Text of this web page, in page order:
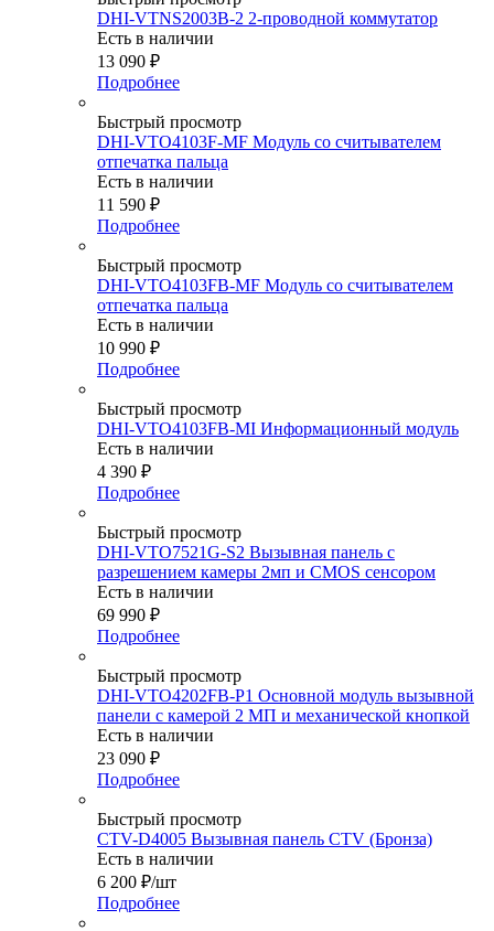
DHI-VTNS2003B-2 2-проводной коммутатор
Есть в наличии
13 090 ₽
Подробнее
Быстрый просмотр
DHI-VTO4103F-MF Модуль со считывателем
отпечатка пальца
Есть в наличии
11 590 ₽
Подробнее
Быстрый просмотр
DHI-VTO4103FB-MF Модуль со считывателем
отпечатка пальца
Есть в наличии
10 990 ₽
Подробнее
Быстрый просмотр
DHI-VTO4103FB-MI Информационный модуль
Есть в наличии
4 390 ₽
Подробнее
Быстрый просмотр
DHI-VTO7521G-S2 Вызывная панель с
разрешением камеры 2мп и CMOS сенсором
Есть в наличии
69 990 ₽
Подробнее
Быстрый просмотр
DHI-VTO4202FB-P1 Основной модуль вызывной
панели с камерой 2 МП и механической кнопкой
Есть в наличии
23 090 ₽
Подробнее
Быстрый просмотр
CTV-D4005 Вызывная панель CTV (Бронза)
Есть в наличии
6 200 ₽/шт
Подробнее